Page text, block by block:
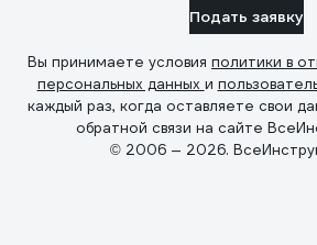
Подать заявку
Вы принимаете условия политики в
персональных данных и
каждый раз, когда оставляете свои
обратной связи на сайте
© 2006 — 2026.